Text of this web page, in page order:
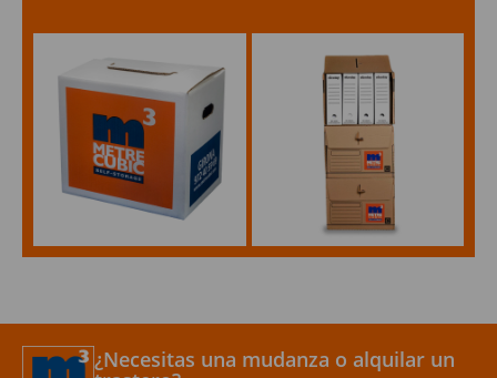
¿Necesitas una mudanza o alquilar un